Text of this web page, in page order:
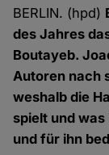
BERLIN. (hpd)
des Jahres
Boutayeb.
Autoren nach
weshalb die
spielt und
und für ihn